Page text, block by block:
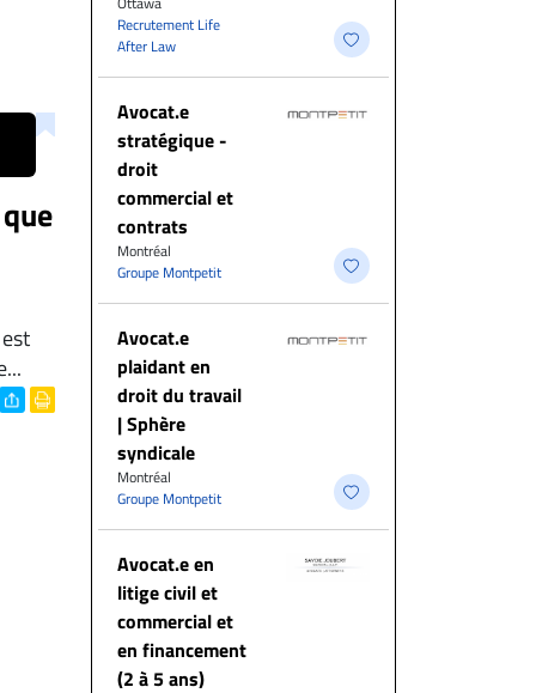
Recrutement Life
After Law
Avocat.e
stratégique -
droit
commercial et
contrats
Montréal
Groupe Montpetit
Avocat.e
plaidant en
droit du travail
| Sphère
syndicale
Montréal
Groupe Montpetit
Avocat.e en
litige civil et
commercial et
en financement
(2 à 5 ans)